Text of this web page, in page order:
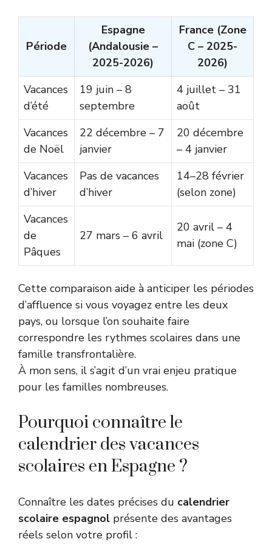
Période
Espagne
(Andalousie –
2025-2026)
France (Zone
C – 2025-
2026)
Vacances
d’été
19 juin – 8
septembre
4 juillet – 31
août
Vacances
de Noël
22 décembre – 7
janvier
20 décembre
– 4 janvier
Vacances
d’hiver
Pas de vacances
d’hiver
14–28 février
(selon zone)
Vacances
de
Pâques
27 mars – 6 avril
20 avril – 4
mai (zone C)
Cette comparaison aide à anticiper les périodes
d’affluence si vous voyagez entre les deux
pays, ou lorsque l’on souhaite faire
correspondre les rythmes scolaires dans une
famille transfrontalière.
À mon sens, il s’agit d’un vrai enjeu pratique
pour les familles nombreuses.
Pourquoi connaître le
calendrier des vacances
scolaires en Espagne ?
Connaître les dates précises du calendrier
scolaire espagnol présente des avantages
réels selon votre profil :